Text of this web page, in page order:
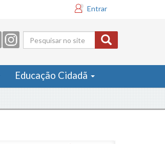
Entrar
Formulário
de busca
Educação Cidadã